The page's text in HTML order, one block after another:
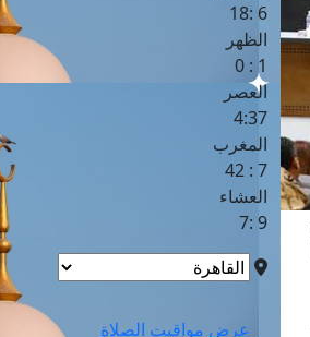
6 :18
الظهر
1 : 0
العصر
4:37
المغرب
7 : 42
العشاء
9 :7
عرض مواقيت الصلاة